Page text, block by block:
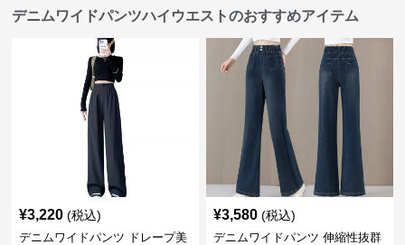
デニムワイドパンツハイウエストのおすすめアイテム
¥3,220 (税込)
デニムワイドパンツ ドレープ美
¥3,580 (税込)
デニムワイドパンツ 伸縮性抜群